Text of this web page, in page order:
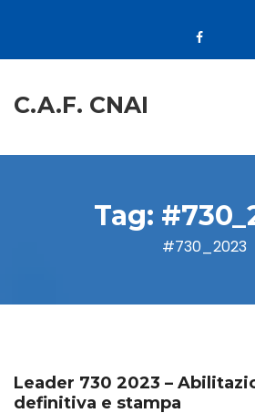
C.A.F. CNAI
Tag:
#730_2023
Leader 730 2023 –
definitiva e stampa